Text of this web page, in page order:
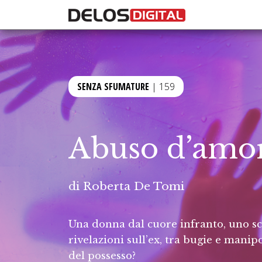
SENZA SFUMATURE | 159
Abuso
di Roberta De Tomi
Una donna dal cuore infranto, uno
rivelazioni sull’ex, tra bugie e
del possesso?